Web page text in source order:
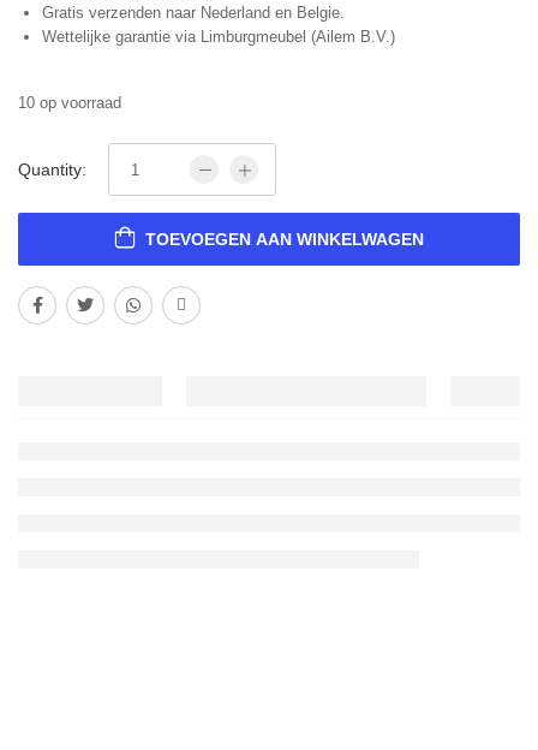
Gratis verzenden naar Nederland en Belgie.
Wettelijke garantie via Limburgmeubel (Ailem B.V.)
10 op voorraad
Quantity:
TOEVOEGEN AAN WINKELWAGEN